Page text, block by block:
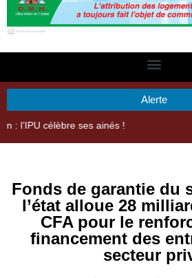
Alerte
Fonds de garantie du
l’état alloue 28
CFA pour le
financement des
secteur